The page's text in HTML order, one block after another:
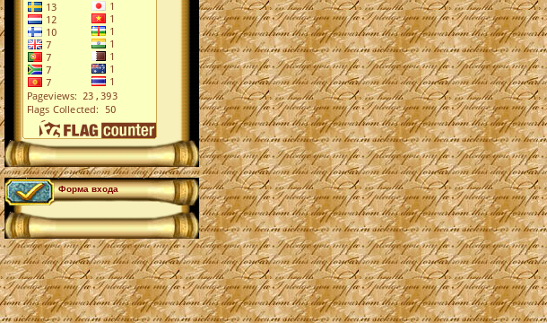
Форма входа